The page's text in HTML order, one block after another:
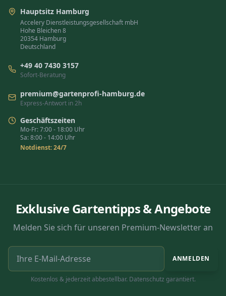
Hauptsitz Hamburg
Accelery Dienstleistungsgesellschaft mbH
Hohe Bleichen 8
20354 Hamburg
Deutschland
+49 40 7430 3157
Sofort-Beratung
premium@gartenprofi-hamburg.de
Express-Antwort in 2h
Geschäftszeiten
Mo-Fr: 7:00 - 18:00 Uhr
Sa: 8:00 - 14:00 Uhr
Notdienst: 24/7
Exklusive Gartentipps & Angebote
Melden Sie sich für unseren Premium-Newsletter an
ANMELDEN
Kostenlos & jederzeit abbestellbar. Datenschutz garantiert.